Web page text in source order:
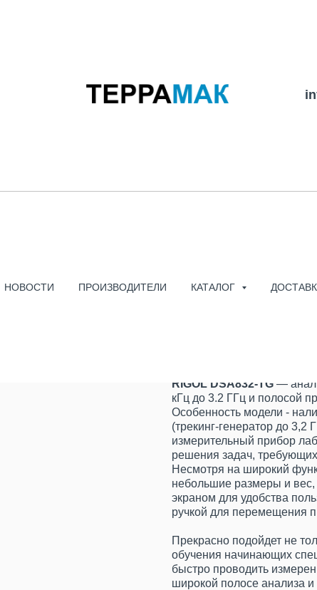
НОВОСТИ ПРОИЗВОДИТЕЛИ КАТАЛОГ
RIGOL DSA832-TG —
кГц до 3.2 ГГц и полосой
Особенность модели -
(трекинг-генератор до
измерительный прибор
решения задач,
Несмотря на широкий
небольшие размеры и
экраном для удобства
ручкой для перемещения
Прекрасно подойдет не
обучения начинающих
быстро проводить
широкой полосе анализа